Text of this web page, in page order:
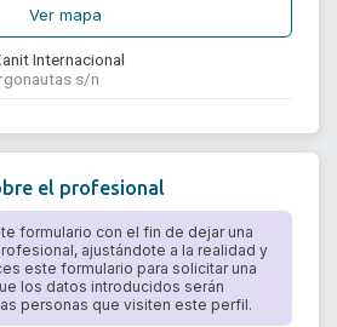
Ver mapa
Internacional
s/n
el profesional
formulario con el fin de dejar una
ajustándote a la realidad y
este formulario para solicitar una
los datos introducidos serán
personas que visiten este perfil.